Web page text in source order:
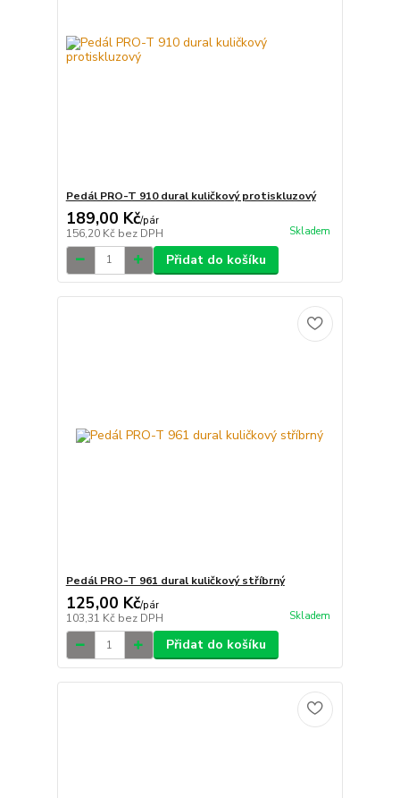
Pedál PRO-T 910 dural kuličkový protiskluzový
189,00 Kč/pár
156,20 Kč bez DPH Skladem
Přidat do košíku
Pedál PRO-T 961 dural kuličkový stříbrný
125,00 Kč/pár
103,31 Kč bez DPH Skladem
Přidat do košíku